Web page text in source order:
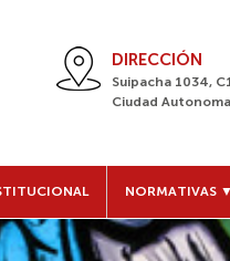
DIRECCIÓN
Suipacha 1034,
Ciudad
NORMATIVAS ▼